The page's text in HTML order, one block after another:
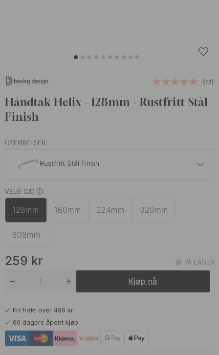
(17)
Håndtak Helix - 128mm - Rustfritt Stål
Finish
UTFØRELSER
Rustfritt Stål Finish
Antikk Bronse
Matt Sort
På lager
Mørk Bronse
VELG C/C
128mm 160mm 224mm 320mm
608mm
259 kr PÅ LAGER
Kjøp nå
Fri frakt over 499 kr
60 dagers åpent kjøp